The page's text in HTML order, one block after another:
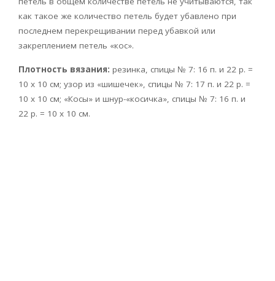
как такое же количество петель будет убавлено при
последнем перекрещивании перед убавкой или
закреплением петель «кос».
Плотность вязания: резинка, спицы № 7: 16 п. и 22 р. =
10 х 10 см; узор из «шишечек», спицы № 7: 17 п. и 22 р. =
10 х 10 см; «Косы» и шнур-«косичка», спицы № 7: 16 п. и
22 р. = 10 х 10 см.